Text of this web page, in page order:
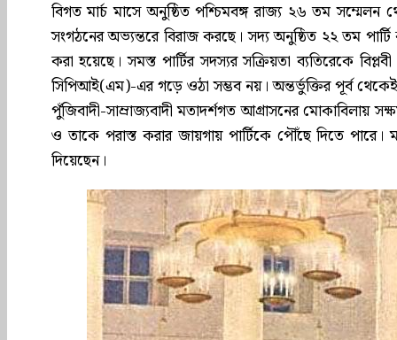
বিগত মার্চ মাসে অনুষ্ঠিত পশ্চিমবঙ্গ রাজ্য ২৬ তম সম্মেলন
সংগঠনের অভ্যন্তরে বিরাজ করছে। সদ্য অনুষ্ঠিত ২২ তম পার্টি
করা হয়েছে। সমস্ত পার্টির সদস্যর সক্রিয়তা ব্যতিরেকে
সিপিআই(এম)-এর গড়ে ওঠা সম্ভব নয়। অন্তর্ভুক্তির পূর্ব থেকেই
পুঁজিবাদী-সাম্রাজ্যবাদী মতাদর্শগত আগ্রাসনের মোকাবিলায়
ও তাকে পরাস্ত করার জায়গায় পার্টিকে পৌঁছে দিতে পারে।
দিয়েছেন।